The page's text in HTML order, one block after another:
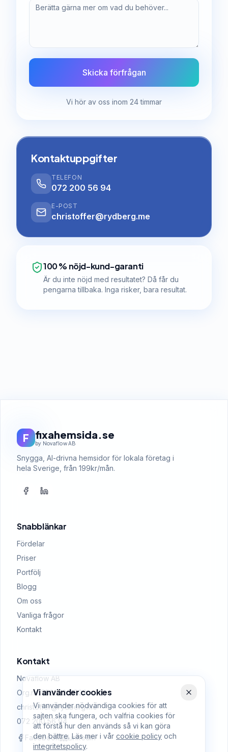
Skicka förfrågan
Vi hör av oss inom 24 timmar
Kontaktuppgifter
TELEFON
072 200 56 94
E-POST
christoffer@rydberg.me
100 % nöjd-kund-garanti
Är du inte nöjd med resultatet? Då får du
pengarna tillbaka. Inga risker, bara resultat.
F fixahemsida.se
by Novaflow AB
Snygga, AI-drivna hemsidor för lokala företag i
hela Sverige, från 199kr/mån.
Snabblänkar
Fördelar
Priser
Portfölj
Blogg
Om oss
Vanliga frågor
Kontakt
Kontakt
Novaflow AB
Org.nr: 559522-0509
christoffer@rydberg.me
072 200 56 94
Facebook
LinkedIn
Vi använder cookies
Vi använder nödvändiga cookies för att
sajten ska fungera, och valfria cookies för
att förstå hur den används så vi kan göra
den bättre. Läs mer i vår cookie policy och
integritetspolicy.